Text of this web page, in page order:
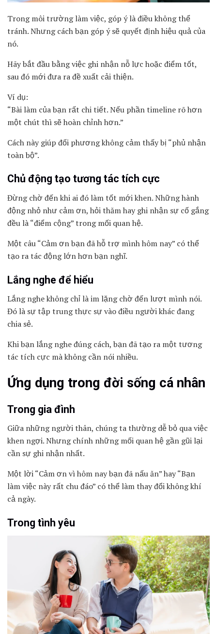
Trong môi trường làm việc, góp ý là điều không thể
tránh. Nhưng cách bạn góp ý sẽ quyết định hiệu quả của
nó.
Hãy bắt đầu bằng việc ghi nhận nỗ lực hoặc điểm tốt,
sau đó mới đưa ra đề xuất cải thiện.
Ví dụ:
“Bài làm của bạn rất chi tiết. Nếu phần timeline rõ hơn
một chút thì sẽ hoàn chỉnh hơn.”
Cách này giúp đối phương không cảm thấy bị “phủ nhận
toàn bộ”.
Chủ động tạo tương tác tích cực
Đừng chờ đến khi ai đó làm tốt mới khen. Những hành
động nhỏ như cảm ơn, hỏi thăm hay ghi nhận sự cố gắng
đều là “điểm cộng” trong mối quan hệ.
Một câu “Cảm ơn bạn đã hỗ trợ mình hôm nay” có thể
tạo ra tác động lớn hơn bạn nghĩ.
Lắng nghe để hiểu
Lắng nghe không chỉ là im lặng chờ đến lượt mình nói.
Đó là sự tập trung thực sự vào điều người khác đang
chia sẻ.
Khi bạn lắng nghe đúng cách, bạn đã tạo ra một tương
tác tích cực mà không cần nói nhiều.
Ứng dụng trong đời sống cá nhân
Trong gia đình
Giữa những người thân, chúng ta thường dễ bỏ qua việc
khen ngợi. Nhưng chính những mối quan hệ gần gũi lại
cần sự ghi nhận nhất.
Một lời “Cảm ơn vì hôm nay bạn đã nấu ăn” hay “Bạn
làm việc này rất chu đáo” có thể làm thay đổi không khí
cả ngày.
Trong tình yêu